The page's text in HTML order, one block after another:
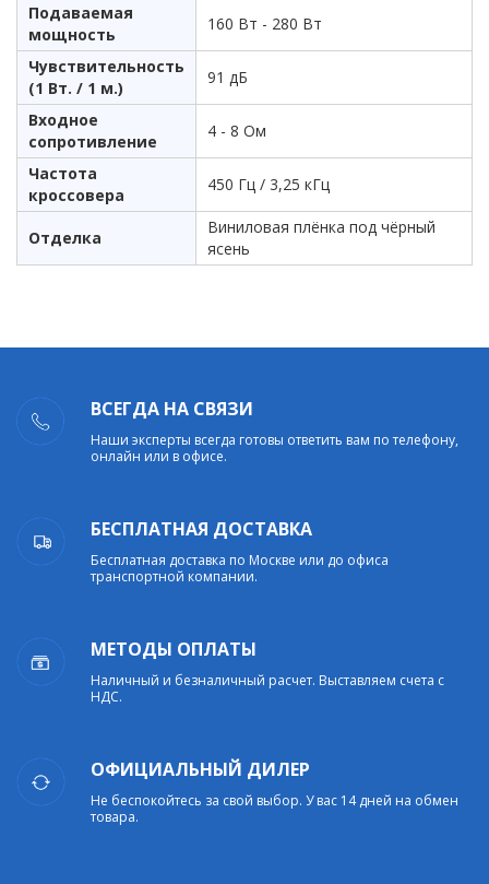
Подаваемая
мощность
160 Вт - 280 Вт
Чувствительность
(1 Вт. / 1 м.)
91 дБ
Входное
сопротивление
4 - 8 Ом
Частота
кроссовера
450 Гц / 3,25 кГц
Отделка
Виниловая плёнка под чёрный
ясень
ВСЕГДА НА СВЯЗИ
Наши эксперты всегда готовы ответить вам по телефону,
онлайн или в офисе.
БЕСПЛАТНАЯ ДОСТАВКА
Бесплатная доставка по Москве или до офиса
транспортной компании.
МЕТОДЫ ОПЛАТЫ
Наличный и безналичный расчет. Выставляем счета с
НДС.
ОФИЦИАЛЬНЫЙ ДИЛЕР
Не беспокойтесь за свой выбор. У вас 14 дней на обмен
товара.